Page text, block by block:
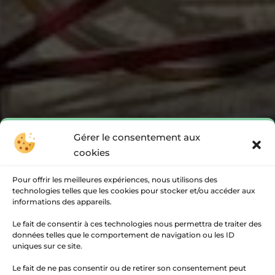
Gérer le consentement aux
cookies
Pour offrir les meilleures expériences, nous utilisons des
technologies telles que les cookies pour stocker et/ou accéder aux
informations des appareils.
Le fait de consentir à ces technologies nous permettra de traiter des
données telles que le comportement de navigation ou les ID
uniques sur ce site.
Le fait de ne pas consentir ou de retirer son consentement peut